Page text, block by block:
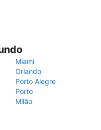
Miami
Orlando
Porto Alegre
Porto
Milão